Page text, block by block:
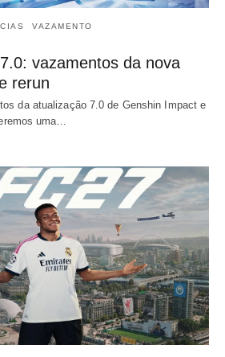
VAZAMENTO
vazamentos da nova
rerun
da atualização 7.0 de Genshin Impact e
uma…